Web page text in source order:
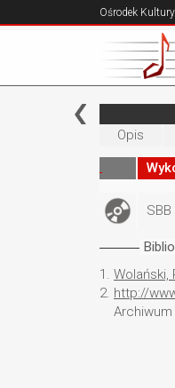
Ośrodek
Opis
SBB
1. Wolański,
2. http://